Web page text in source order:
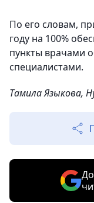
По его словам,
году на 100%
пункты врачами
специалистами.
Тамила Языкова,